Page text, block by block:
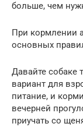
больше, чем
При кормлении
основных
Давайте собаке
вариант для
питание, и
вечерней
приучать со